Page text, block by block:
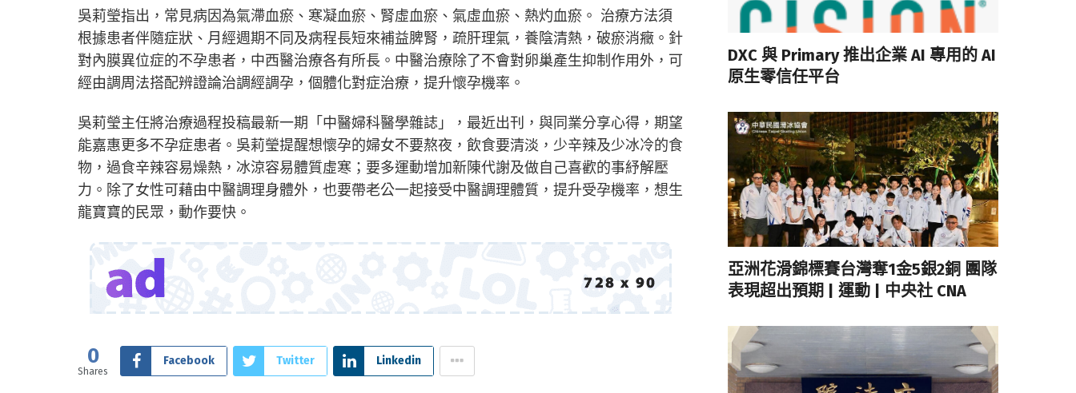
吳莉瑩指出，常見病因為氣滯血瘀、寒凝血瘀、腎虛血瘀、氣虛血瘀、熱灼血瘀。 治療方法須
根據患者伴隨症狀、月經週期不同及病程長短來補益脾腎，疏肝理氣，養陰清熱，破瘀消癥。針
對內膜異位症的不孕患者，中西醫治療各有所長。中醫治療除了不會對卵巢產生抑制作用外，可
經由調周法搭配辨證論治調經調孕，個體化對症治療，提升懷孕機率。
吳莉瑩主任將治療過程投稿最新一期「中醫婦科醫學雜誌」，最近出刊，與同業分享心得，期望
能嘉惠更多不孕症患者。吳莉瑩提醒想懷孕的婦女不要熬夜，飲食要清淡，少辛辣及少冰冷的食
物，過食辛辣容易燥熱，冰涼容易體質虛寒；要多運動增加新陳代謝及做自己喜歡的事紓解壓
力。除了女性可藉由中醫調理身體外，也要帶老公一起接受中醫調理體質，提升受孕機率，想生
龍寶寶的民眾，動作要快。
0
Shares
Facebook Twitter Linkedin
DXC 與 Primary 推出企業 AI 專用的 AI
原生零信任平台
亞洲花滑錦標賽台灣奪1金5銀2銅 團隊
表現超出預期 | 運動 | 中央社 CNA